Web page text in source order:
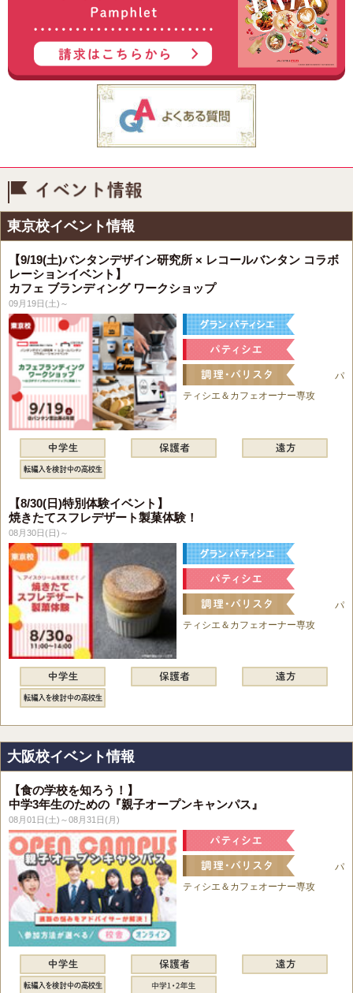
東京校イベント情報
【9/19(土)バンタンデザイン研究所 × レコールバンタン コラボ
レーションイベント】
カフェ ブランディング ワークショップ
09月19日(土)～
パ
ティシエ＆カフェオーナー専攻
【8/30(日)特別体験イベント】
焼きたてスフレデザート製菓体験！
08月30日(日)～
パ
ティシエ＆カフェオーナー専攻
大阪校イベント情報
【食の学校を知ろう！】
中学3年生のための『親子オープンキャンパス』
08月01日(土)～08月31日(月)
パ
ティシエ＆カフェオーナー専攻